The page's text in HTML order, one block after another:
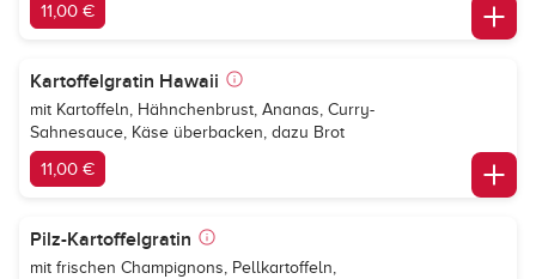
11,00 €
Kartoffelgratin Hawaii
mit Kartoffeln, Hähnchenbrust, Ananas, Curry-
Sahnesauce, Käse überbacken, dazu Brot
11,00 €
Pilz-Kartoffelgratin
mit frischen Champignons, Pellkartoffeln,